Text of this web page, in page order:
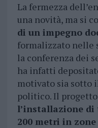
La fermezza
una novità, ma si
di un impegno
formalizzato nelle
la conferenza dei
ha infatti
motivato sia sotto
politico. Il
l’installazione di
200 metri in